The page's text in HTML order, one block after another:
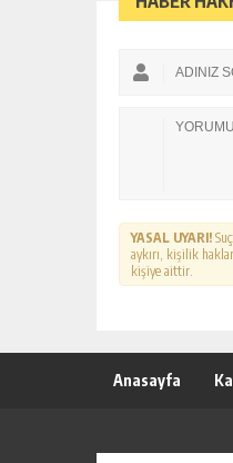
YASAL UYARI!
aykırı, kişilik
kişiye aittir.
Anasayfa